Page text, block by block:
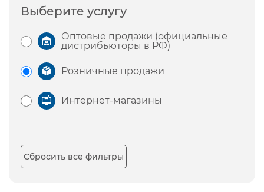
Выберите услугу
Оптовые продажи (официальные
дистрибьюторы в РФ)
Розничные продажи
Интернет-магазины
Сбросить все фильтры